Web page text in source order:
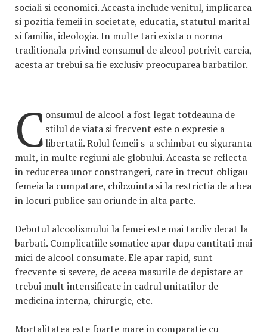
sociali si economici. Aceasta include venitul, implicarea
si pozitia femeii in societate, educatia, statutul marital
si familia, ideologia. In multe tari exista o norma
traditionala privind consumul de alcool potrivit careia,
acesta ar trebui sa fie exclusiv preocuparea barbatilor.
C onsumul de alcool a fost legat totdeauna de
stilul de viata si frecvent este o expresie a
libertatii. Rolul femeii s-a schimbat cu siguranta
mult, in multe regiuni ale globului. Aceasta se reflecta
in reducerea unor constrangeri, care in trecut obligau
femeia la cumpatare, chibzuinta si la restrictia de a bea
in locuri publice sau oriunde in alta parte.
Debutul alcoolismului la femei este mai tardiv decat la
barbati. Complicatiile somatice apar dupa cantitati mai
mici de alcool consumate. Ele apar rapid, sunt
frecvente si severe, de aceea masurile de depistare ar
trebui mult intensificate in cadrul unitatilor de
medicina interna, chirurgie, etc.
Mortalitatea este foarte mare in comparatie cu